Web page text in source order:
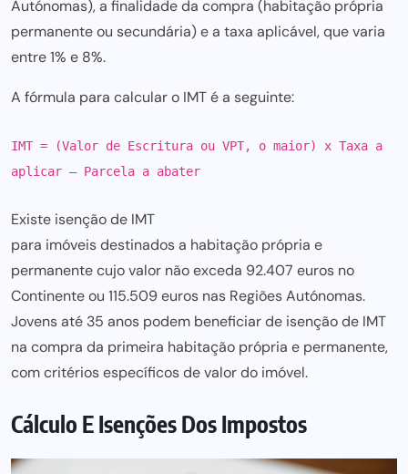
Autónomas), a finalidade da compra (habitação própria
permanente ou secundária) e a taxa aplicável, que varia
entre 1% e 8%.
A fórmula para calcular o IMT é a seguinte:
IMT = (Valor de Escritura ou VPT, o maior) x Taxa a
aplicar – Parcela a abater
Existe isenção de IMT
para imóveis destinados a habitação própria e
permanente cujo valor não exceda 92.407 euros no
Continente ou 115.509 euros nas Regiões Autónomas.
Jovens até 35 anos podem beneficiar de isenção de IMT
na compra da primeira habitação própria e permanente,
com critérios específicos de valor do imóvel.
Cálculo E Isenções Dos Impostos